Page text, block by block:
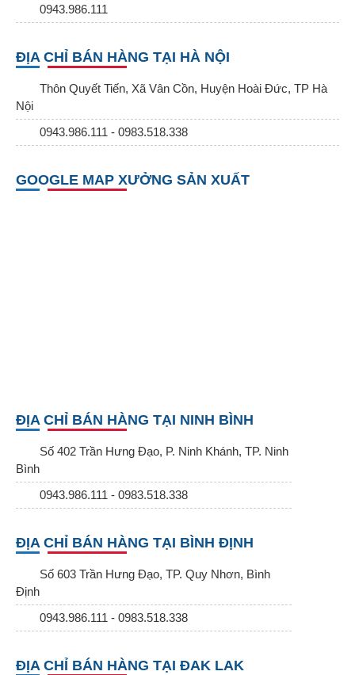
0943.986.111
ĐỊA CHỈ BÁN HÀNG TẠI HÀ NỘI
Thôn Quyết Tiến, Xã Vân Cồn, Huyện Hoài Đức, TP Hà
Nội
0943.986.111 - 0983.518.338
GOOGLE MAP XƯỞNG SẢN XUẤT
ĐỊA CHỈ BÁN HÀNG TẠI NINH BÌNH
Số 402 Trần Hưng Đạo, P. Ninh Khánh, TP. Ninh
Bình
0943.986.111 - 0983.518.338
ĐỊA CHỈ BÁN HÀNG TẠI BÌNH ĐỊNH
Số 603 Trần Hưng Đạo, TP. Quy Nhơn, Bình
Định
0943.986.111 - 0983.518.338
ĐỊA CHỈ BÁN HÀNG TẠI ĐAK LAK